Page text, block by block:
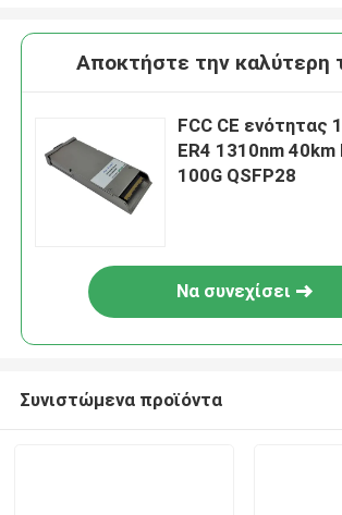
Αποκτήστε την καλύτερη
FCC CE ενότητας
ER4 1310nm 40km
100G QSFP28
Να συνεχίσει
Συνιστώμενα προϊόντα